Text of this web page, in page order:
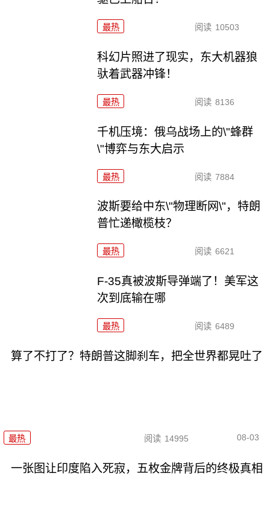
最热 阅读 10503
科幻片照进了现实，东大机器狼
驮着武器冲锋！
最热 阅读 8136
千机压境：俄乌战场上的\"蜂群
\"博弈与东大启示
最热 阅读 7884
波斯要给中东\"物理断网\"，特朗
普忙递橄榄枝？
最热 阅读 6621
F-35真被波斯导弹端了！美军这
次到底输在哪
最热 阅读 6489
算了不打了？特朗普这脚刹车，把全世界都晃吐了
最热 阅读 14995 08-03
一张图让印度陷入死寂，五枚金牌背后的终极真相